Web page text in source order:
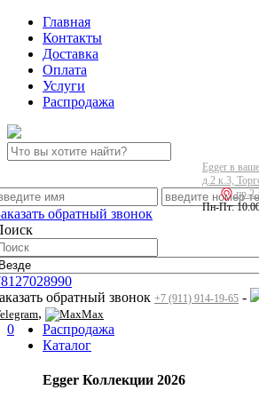
Главная
Контакты
Доставка
Оплата
Услуги
Распродажа
Egger в
д.2 к.3,
пр.2-
Пн-Пт:
обратный звонок
обратный звонок +7 (911) 914-19-65 -
, Max
0
Распродажа
Каталог
Egger Коллекции 2026